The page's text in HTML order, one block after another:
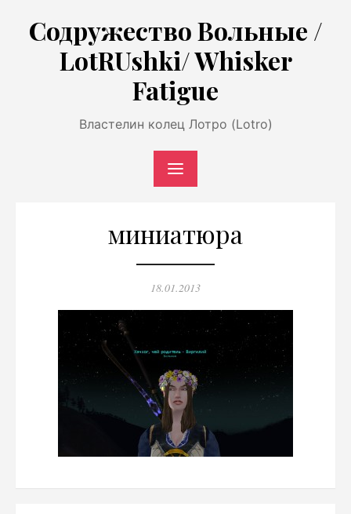
содержимому
Содружество Вольные /
LotRUshki/ Whisker
Fatigue
Властелин колец Лотро (Lotro)
миниатюра
Опубликовано
18.01.2013